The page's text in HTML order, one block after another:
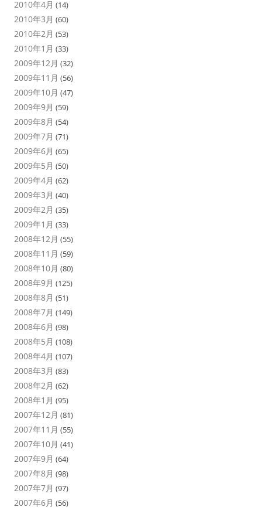
2010年4月 (14)
2010年3月 (60)
2010年2月 (53)
2010年1月 (33)
2009年12月 (32)
2009年11月 (56)
2009年10月 (47)
2009年9月 (59)
2009年8月 (54)
2009年7月 (71)
2009年6月 (65)
2009年5月 (50)
2009年4月 (62)
2009年3月 (40)
2009年2月 (35)
2009年1月 (33)
2008年12月 (55)
2008年11月 (59)
2008年10月 (80)
2008年9月 (125)
2008年8月 (51)
2008年7月 (149)
2008年6月 (98)
2008年5月 (108)
2008年4月 (107)
2008年3月 (83)
2008年2月 (62)
2008年1月 (95)
2007年12月 (81)
2007年11月 (55)
2007年10月 (41)
2007年9月 (64)
2007年8月 (98)
2007年7月 (97)
2007年6月 (56)